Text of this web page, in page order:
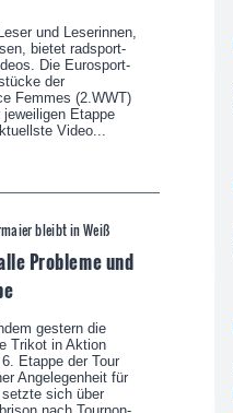
und Leserinnen,
bietet radsport-
Die Eurosport-
der
Femmes (2.WWT)
Etappe
Video...
bleibt in Weiß
Probleme und
gestern die
Trikot in Aktion
Etappe der Tour
Angelegenheit für
sich über